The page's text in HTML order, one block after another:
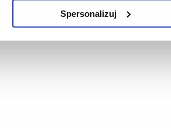
Spersonalizuj